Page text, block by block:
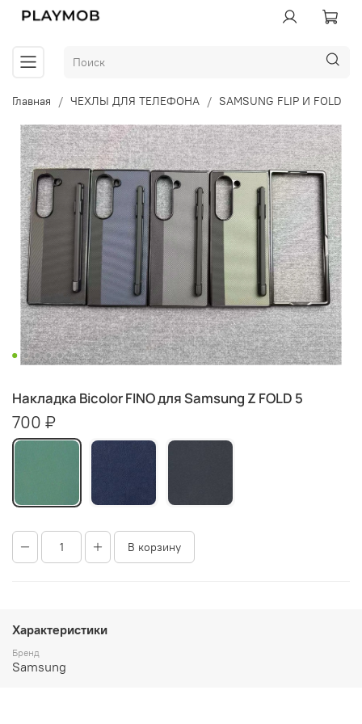
Главная ЧЕХЛЫ ДЛЯ ТЕЛЕФОНА SAMSUNG FLIP И FOLD
Накладка Bicolor FINO для Samsung Z FOLD 5
700 ₽
В корзину
Характеристики
Бренд
Samsung